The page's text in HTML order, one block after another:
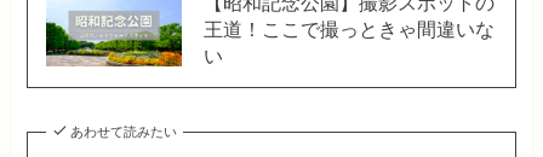
王道！ここで撮っときゃ間違いな
い
あわせて読みたい